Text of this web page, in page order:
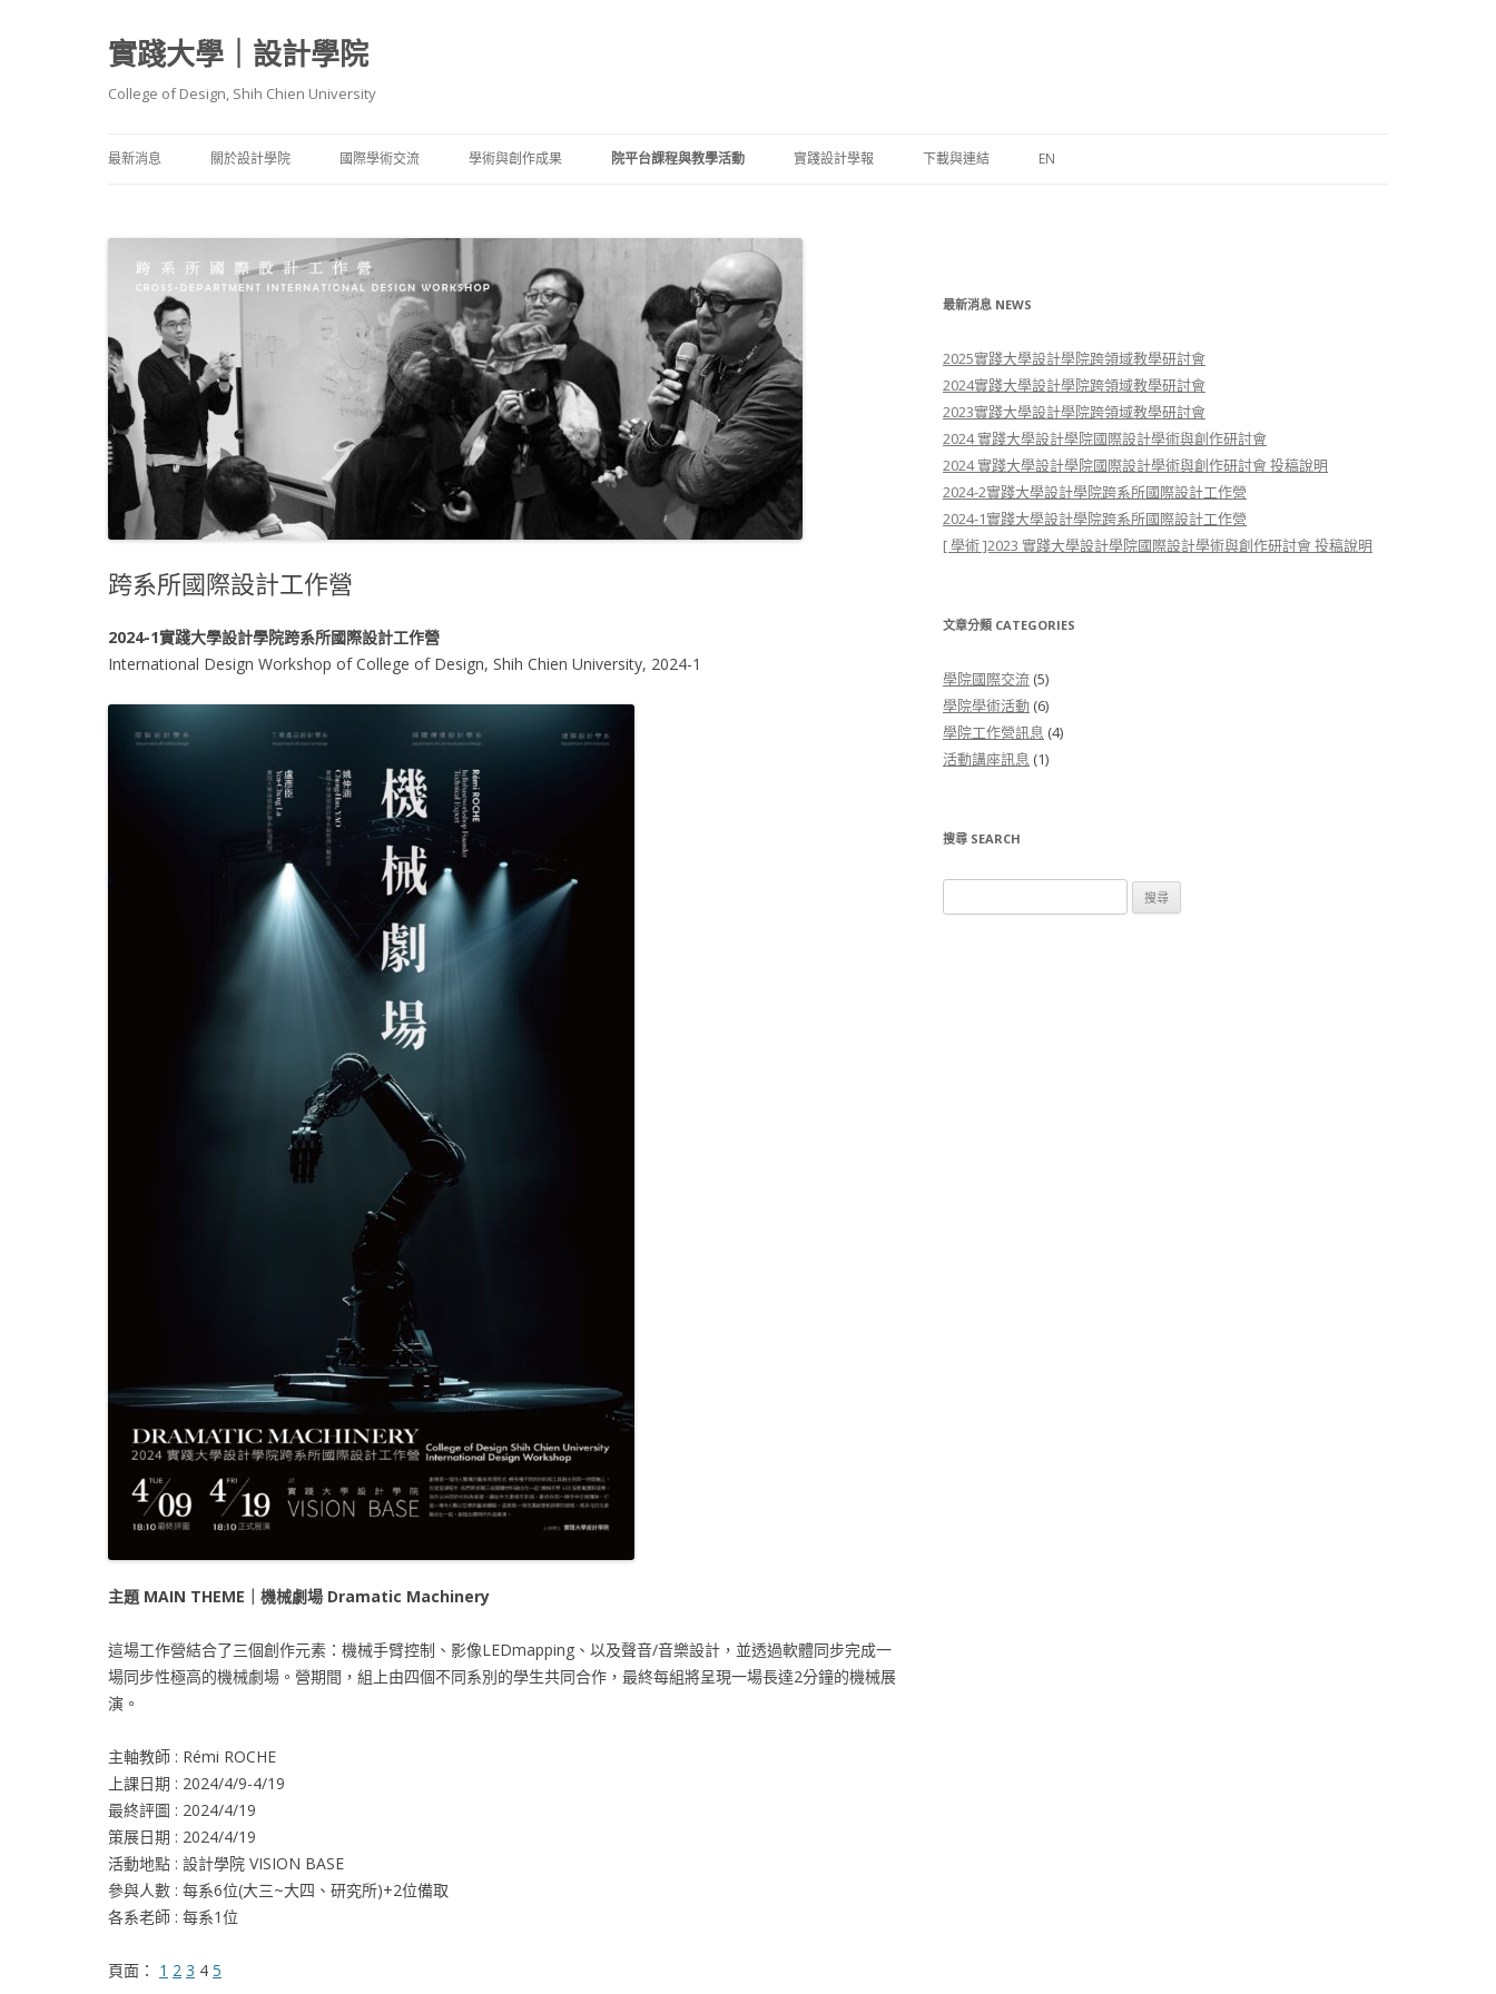
實踐大學｜設計學院
College of Design, Shih Chien University
最新消息 關於設計學院
院內各學系（含碩士班）介紹
建築設計學系（含碩士班）
工業產品設計學系（含碩士班）
媒體傳達設計學系（含碩士班）
建築職人學士學位學程
理念與特色
報導與評比
國際學術交流
國際交流成果
國際姊妹院校
教學卓越計畫 A1 架構
學術與創作成果
產學合作成果
學生成果展示
碩士論文專區
院平台課程與教學活動
跨系所國際設計工作營
國際設計研討會
跨領域教學研討會
實踐設計學報 下載與連結 EN
跨系所國際設計工作營
2024-1實踐大學設計學院跨系所國際設計工作營
International Design Workshop of College of Design, Shih Chien University, 2024-1
主題 MAIN THEME｜機械劇場 Dramatic Machinery
這場工作營結合了三個創作元素：機械手臂控制、影像LEDmapping、以及聲音/音樂設計，並透過軟體同步完成一
場同步性極高的機械劇場。營期間，組上由四個不同系別的學生共同合作，最終每組將呈現一場長達2分鐘的機械展
演。
主軸教師 : Rémi ROCHE
上課日期 : 2024/4/9-4/19
最終評圖 : 2024/4/19
策展日期 : 2024/4/19
活動地點 : 設計學院 VISION BASE
參與人數 : 每系6位(大三~大四、研究所)+2位備取
各系老師 : 每系1位
頁面： 1 2 3 4 5
最新消息 NEWS
2025實踐大學設計學院跨領域教學研討會
2024實踐大學設計學院跨領域教學研討會
2023實踐大學設計學院跨領域教學研討會
2024 實踐大學設計學院國際設計學術與創作研討會
2024 實踐大學設計學院國際設計學術與創作研討會 投稿說明
2024-2實踐大學設計學院跨系所國際設計工作營
2024-1實踐大學設計學院跨系所國際設計工作營
[ 學術 ]2023 實踐大學設計學院國際設計學術與創作研討會 投稿說明
文章分類 CATEGORIES
學院國際交流 (5)
學院學術活動 (6)
學院工作營訊息 (4)
活動講座訊息 (1)
搜尋 SEARCH